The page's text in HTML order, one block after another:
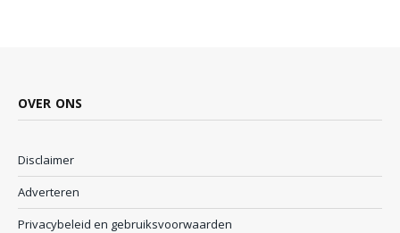
OVER ONS
Disclaimer
Adverteren
Privacybeleid en gebruiksvoorwaarden